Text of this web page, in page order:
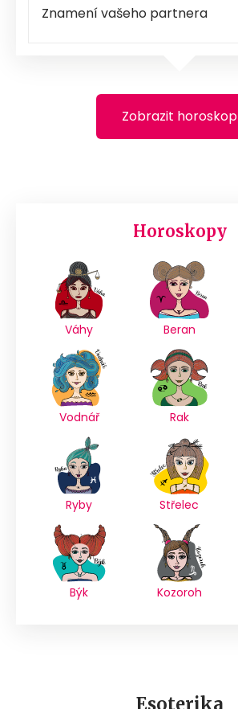
Zobrazit horoskop
Horoskopy
Váhy Beran
Vodnář Rak
Ryby Střelec
Býk Kozoroh
Esoterika